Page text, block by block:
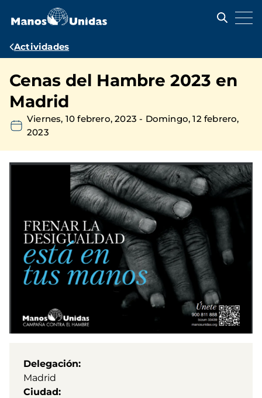
contenido
Ruta
navegación
Actividades
Cenas del Hambre 2023 en
Madrid
Viernes, 10 febrero, 2023 - Domingo, 12 febrero,
2023
Delegación
Madrid
Ciudad